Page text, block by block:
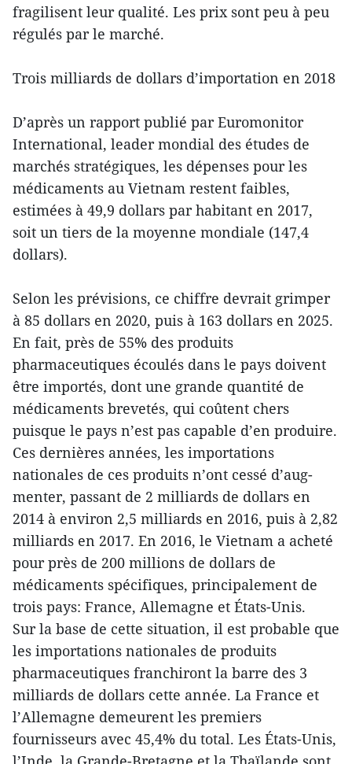
fragilisent leur qualité. Les prix sont peu à peu
régulés par le marché.
Trois milliards de dollars d’importation en 2018
D’après un rapport publié par Euromonitor
International, leader mondial des études de
marchés stratégiques, les dépenses pour les
médicaments au Vietnam restent faibles,
estimées à 49,9 dollars par habitant en 2017,
soit un tiers de la moyenne mondiale (147,4
dollars).
Selon les prévisions, ce chiffre devrait grimper
à 85 dollars en 2020, puis à 163 dollars en 2025.
En fait, près de 55% des produits
pharmaceutiques écoulés dans le pays doivent
être importés, dont une grande quantité de
médicaments brevetés, qui coûtent chers
puisque le pays n’est pas capable d’en produire.
Ces dernières années, les importations
nationales de ces produits n’ont cessé d’aug-
menter, passant de 2 milliards de dollars en
2014 à environ 2,5 milliards en 2016, puis à 2,82
milliards en 2017. En 2016, le Vietnam a acheté
pour près de 200 millions de dollars de
médicaments spécifiques, principalement de
trois pays: France, Allemagne et États-Unis.
Sur la base de cette situation, il est probable que
les importations nationales de produits
pharmaceutiques franchiront la barre des 3
milliards de dollars cette année. La France et
l’Allemagne demeurent les premiers
fournisseurs avec 45,4% du total. Les États-Unis,